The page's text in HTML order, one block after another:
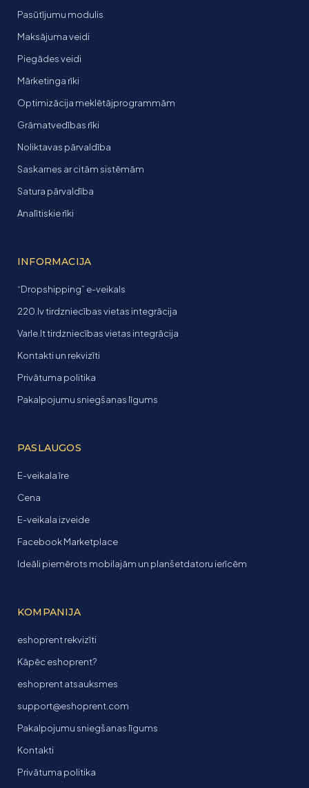
Pasūtījumu modulis
Maksājuma veidi
Piegādes veidi
Mārketinga rīki
Optimizācija meklētājprogrammām
Grāmatvedības rīki
Noliktavas pārvaldība
Saskarnes ar citām sistēmām
Satura pārvaldība
Analītiskie rīki
INFORMACIJA
“Dropshipping” e-veikals
220.lv tirdzniecības vietas integrācija
Varle.lt tirdzniecības vietas integrācija
Kontakti un rekvizīti
Privātuma politika
Pakalpojumu sniegšanas līgums
PASLAUGOS
E-veikala īre
Cena
E-veikala izveide
Facebook Marketplace
Ideāli piemērots mobilajām un planšetdatoru ierīcēm
KOMPANIJA
eshoprent rekvizīti
Kāpēc eshoprent?
eshoprent atsauksmes
support@eshoprent.com
Pakalpojumu sniegšanas līgums
Kontakti
Privātuma politika